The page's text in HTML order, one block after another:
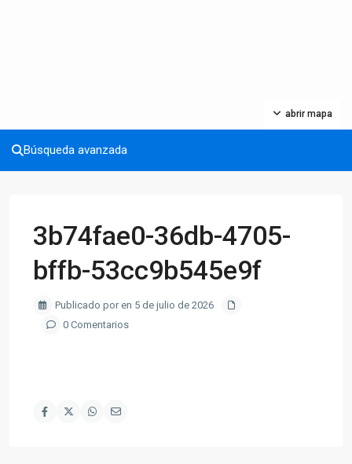
abrir mapa
Búsqueda avanzada
3b74fae0-36db-4705-
bffb-53cc9b545e9f
Publicado por en 5 de julio de 2026
0 Comentarios